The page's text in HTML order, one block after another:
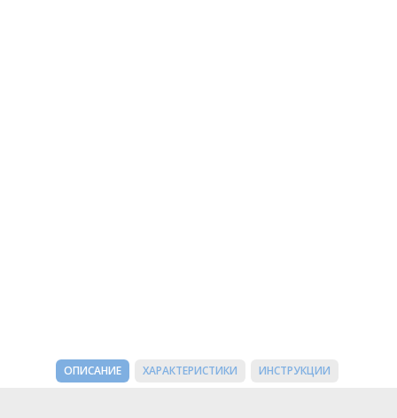
ОПИСАНИЕ ХАРАКТЕРИСТИКИ ИНСТРУКЦИИ